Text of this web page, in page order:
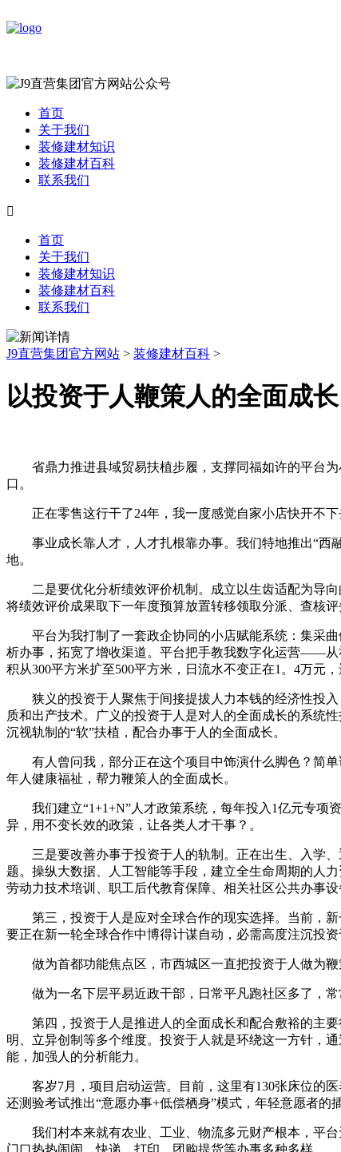
首页
关于我们
装修建材知识
装修建材百科
联系我们

首页
关于我们
装修建材知识
装修建材百科
联系我们
J9直营集团官方网站 > 装修建材百科 >
以投资于人鞭策人的全面成长
省鼎力推进县域贸易扶植步履，支撑同福如许的平台为
口。
正在零售这行干了24年，我一度感觉自家小店快开不下
事业成长靠人才，人才扎根靠办事。我们特地推出“西融
地。
二是要优化分析绩效评价机制。成立以生齿适配为导向
将绩效评价成果取下一年度预算放置转移领取分派、查核评
平台为我打制了一套政企协同的小店赋能系统：集采曲
析办事，拓宽了增收渠道。平台把手教我数字化运营——从
积从300平方米扩至500平方米，日流水不变正在1。4万元
狭义的投资于人聚焦于间接提拔人力本钱的经济性投入
质和出产技术。广义的投资于人是对人的全面成长的系统
沉视轨制的“软”扶植，配合办事于人的全面成长。
有人曾问我，部分正在这个项目中饰演什么脚色？简单
年人健康福祉，帮力鞭策人的全面成长。
我们建立“1+1+N”人才政策系统，每年投入1亿元专项资
异，用不变长效的政策，让各类人才干事？。
三是要改善办事于投资于人的轨制。正在出生、入学、
题。操纵大数据、人工智能等手段，建立全生命周期的人
劳动力技术培训、职工后代教育保障、相关社区公共办事设
第三，投资于人是应对全球合作的现实选择。当前，新
要正在新一轮全球合作中博得计谋自动，必需高度注沉投
做为首都功能焦点区，市西城区一直把投资于人做为鞭
做为一名下层平易近政干部，日常平凡跑社区多了，常
第四，投资于人是推进人的全面成长和配合敷裕的主要
明、立异创制等多个维度。投资于人就是环绕这一方针，
能，加强人的分析能力。
客岁7月，项目启动运营。目前，这里有130张床位的医
还测验考试推出“意愿办事+低偿栖身”模式，年轻意愿者的
我们村本来就有农业、工业、物流多元财产根本，平台
门口热热闹闹，快递、打印、团购提货等办事多种多样。